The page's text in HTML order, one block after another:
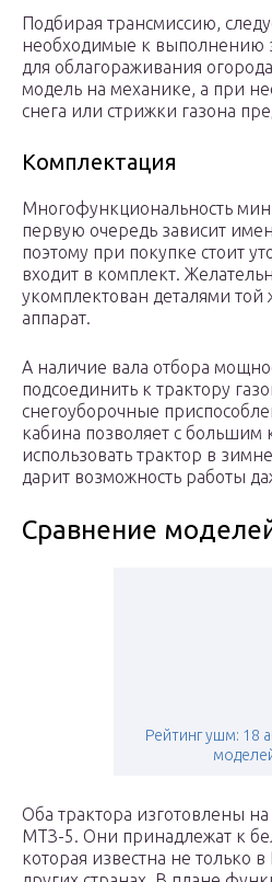
Подбирая трансмиссию,
необходимые к выполнению
для облагораживания
модель на механике, а при
снега или стрижки газона
Комплектация
Многофункциональность
первую очередь зависит
поэтому при покупке стоит
входит в комплект.
укомплектован деталями той
аппарат.
А наличие вала отбора
подсоединить к трактору
снегоуборочные
кабина позволяет с
использовать трактор в
дарит возможность работы
Сравнение
Рейтинг ушм: 18
Оба трактора изготовлены
МТЗ-5. Они принадлежат к
которая известна не только